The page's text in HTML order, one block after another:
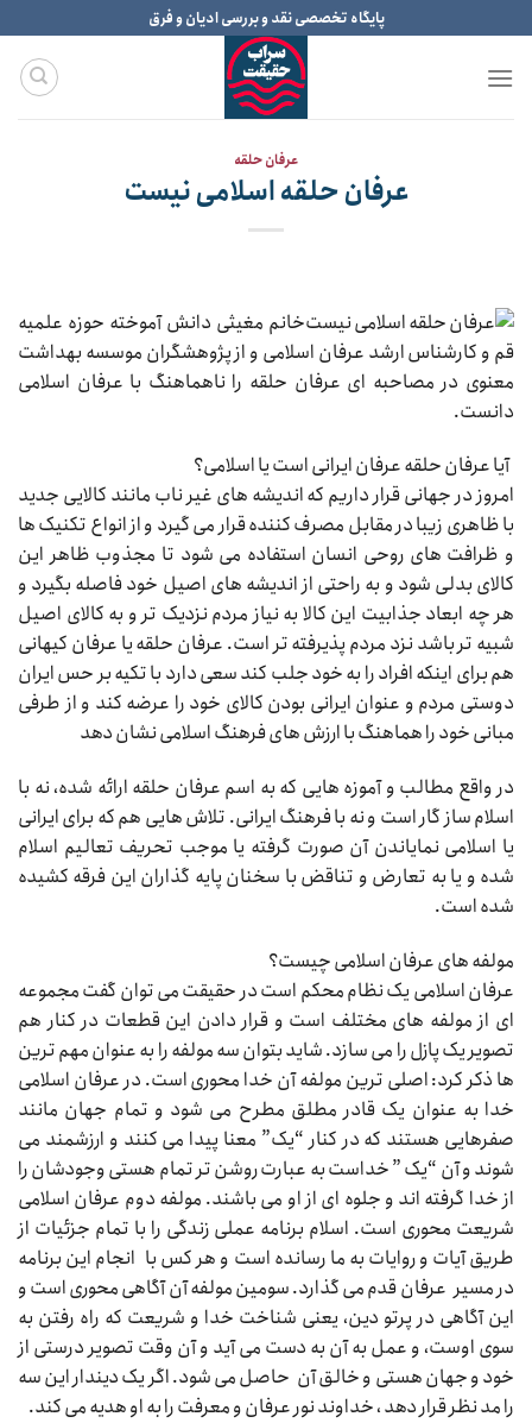
to
content
پایگاه تخصصی نقد و بررسی ادیان و فرق
عرفان حلقه
عرفان حلقه اسلامی نیست
خانم مغیثی دانش آموخته حوزه علمیه
قم و کارشناس ارشد عرفان اسلامی و از پژوهشگران موسسه بهداشت
معنوی در مصاحبه ای عرفان حلقه را ناهماهنگ با عرفان اسلامی
دانست.
آیا عرفان حلقه عرفان ایرانی است یا اسلامی؟
امروز در جهانی قرار داریم که اندیشه های غیر ناب مانند کالایی جدید
با ظاهری زیبا در مقابل مصرف کننده قرار می گیرد و از انواع تکنیک ها
و ظرافت های روحی انسان استفاده می شود تا مجذوب ظاهر این
کالای بدلی شود و به راحتی از اندیشه های اصیل خود فاصله بگیرد و
هر چه ابعاد جذابیت این کالا به نیاز مردم نزدیک تر و به کالای اصیل
شبیه تر باشد نزد مردم پذیرفته تر است. عرفان حلقه یا عرفان کیهانی
هم برای اینکه افراد را به خود جلب کند سعی دارد با تکیه بر حس ایران
دوستی مردم و عنوان ایرانی بودن کالای خود را عرضه کند و از طرفی
مبانی خود را هماهنگ با ارزش های فرهنگ اسلامی نشان دهد
در واقع مطالب و آموزه هایی که به اسم عرفان حلقه ارائه شده، نه با
اسلام ساز گار است و نه با فرهنگ ایرانی. تلاش هایی هم که برای ایرانی
یا اسلامی نمایاندن آن صورت گرفته یا موجب تحریف تعالیم اسلام
شده و یا به تعارض و تناقض با سخنان پایه گذاران این فرقه کشیده
شده است.
مولفه های عرفان اسلامی چیست؟
عرفان اسلامی یک نظام محکم است در حقیقت می توان گفت مجموعه
ای از مولفه های مختلف است و قرار دادن این قطعات در کنار هم
تصویر یک پازل را می سازد. شاید بتوان سه مولفه را به عنوان مهم ترین
ها ذکر کرد: اصلی ترین مولفه آن خدا محوری است. در عرفان اسلامی
خدا به عنوان یک قادر مطلق مطرح می شود و تمام جهان مانند
صفرهایی هستند که در کنار “یک” معنا پیدا می کنند و ارزشمند می
شوند و آن “یک ” خداست به عبارت روشن تر تمام هستی وجودشان را
از خدا گرفته اند و جلوه ای از او می باشند. مولفه دوم عرفان اسلامی
شریعت محوری است. اسلام برنامه عملی زندگی را با تمام جزئیات از
طریق آیات و روایات به ما رسانده است و هر کس با انجام این برنامه
در مسیر عرفان قدم می گذارد. سومین مولفه آن آگاهی محوری است و
این آگاهی در پرتو دین، یعنی شناخت خدا و شریعت که راه رفتن به
سوی اوست، و عمل به آن به دست می آید و آن وقت تصویر درستی از
خود و جهان هستی و خالق آن حاصل می شود. اگر یک دیندار این سه
را مد نظر قرار دهد ، خداوند نور عرفان و معرفت را به او هدیه می کند.